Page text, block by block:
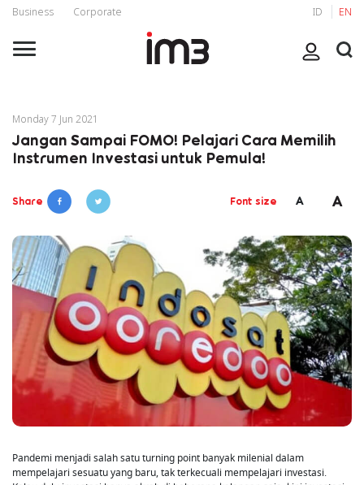
Business Corporate ID EN
Monday 7 Jun 2021
Jangan Sampai FOMO! Pelajari Cara Memilih
Instrumen Investasi untuk Pemula!
Share Font size A A
Pandemi menjadi salah satu turning point banyak milenial dalam
mempelajari sesuatu yang baru, tak terkecuali mempelajari investasi.